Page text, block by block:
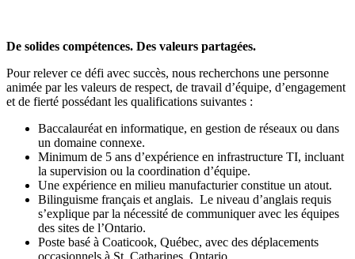
De solides compétences. Des valeurs partagées.
Pour relever ce défi avec succès, nous recherchons une personne
animée par les valeurs de respect, de travail d’équipe, d’engagement
et de fierté possédant les qualifications suivantes :
Baccalauréat en informatique, en gestion de réseaux ou dans
un domaine connexe.
Minimum de 5 ans d’expérience en infrastructure TI, incluant
la supervision ou la coordination d’équipe.
Une expérience en milieu manufacturier constitue un atout.
Bilinguisme français et anglais. Le niveau d’anglais requis
s’explique par la nécessité de communiquer avec les équipes
des sites de l’Ontario.
Poste basé à Coaticook, Québec, avec des déplacements
occasionnels à St. Catharines, Ontario.